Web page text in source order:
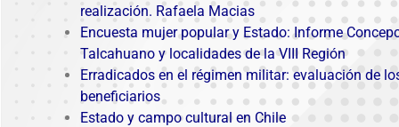
realización. Rafaela Macias
Encuesta mujer popular y Estado: Informe
Talcahuano y localidades de la VIII Región
Erradicados en el régimen militar: evaluación de
beneficiarios
Estado y campo cultural en Chile